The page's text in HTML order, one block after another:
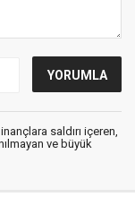
saldırı içeren,
ve büyük